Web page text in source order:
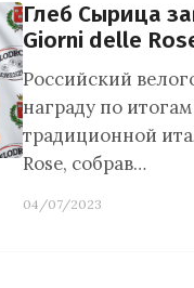
Глеб Сырица
Giorni delle
Российский
награду по
традиционной
Rose, собрав…
04/07/2023